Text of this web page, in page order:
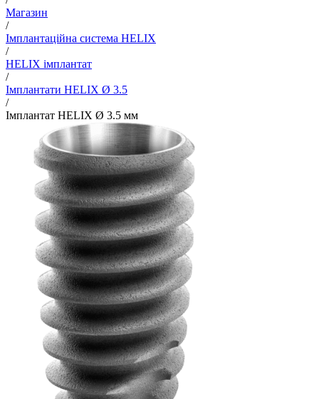
Магазин
/
Імплантаційна система HELIX
/
HELIX імплантат
/
Імплантати HELIX Ø 3.5
/
Імплантат HELIX Ø 3.5 мм